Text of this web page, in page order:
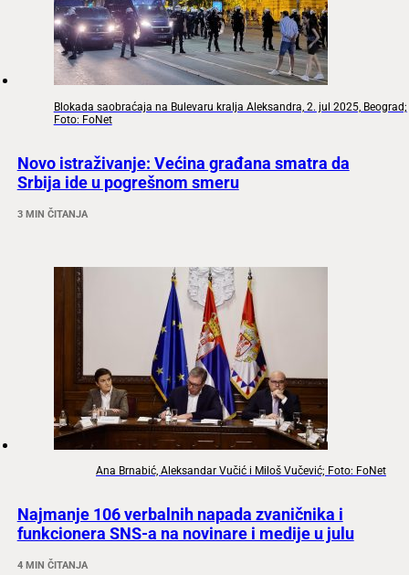
Blokada saobraćaja na Bulevaru kralja Aleksandra, 2. jul 2025, Beograd;
Foto: FoNet
Novo istraživanje: Većina građana smatra da
Srbija ide u pogrešnom smeru
3 MIN ČITANJA
Ana Brnabić, Aleksandar Vučić i Miloš Vučević; Foto: FoNet
Najmanje 106 verbalnih napada zvaničnika i
funkcionera SNS-a na novinare i medije u julu
4 MIN ČITANJA